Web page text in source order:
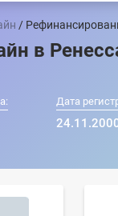
/
в
Дата